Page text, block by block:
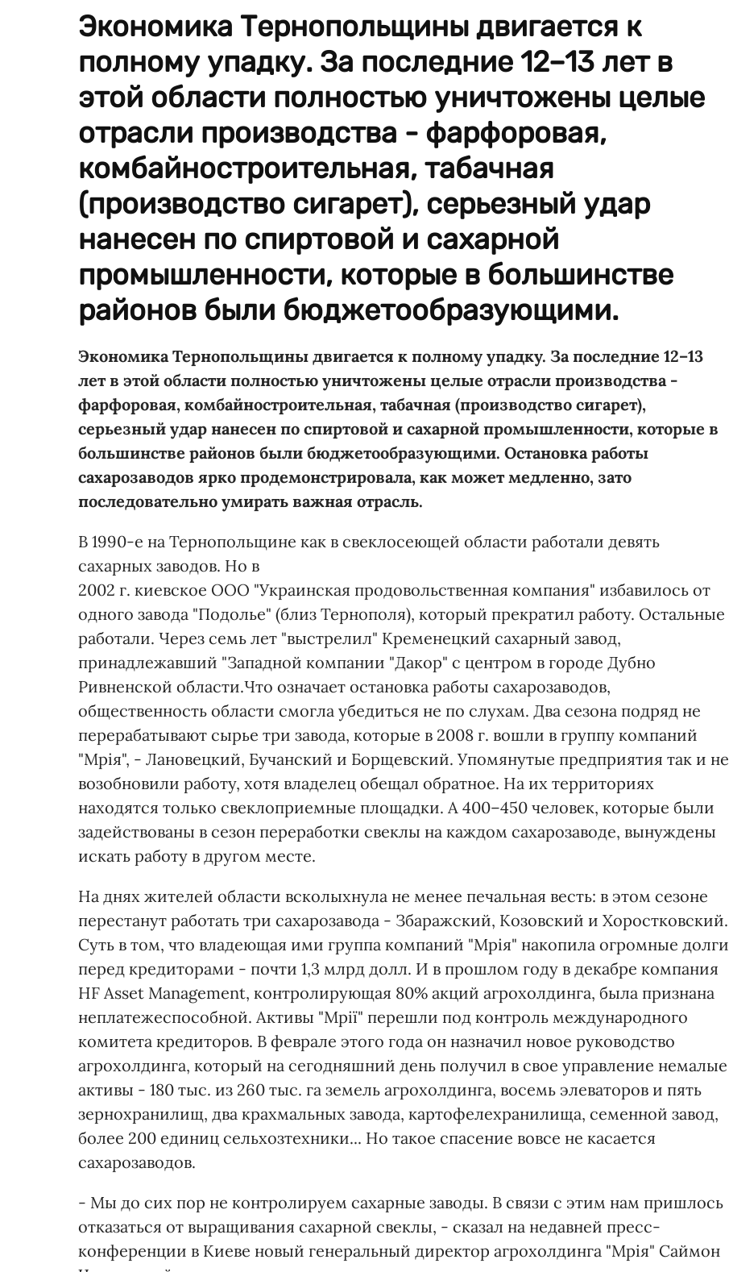
Экономика Тернопольщины двигается к
полному упадку. За последние 12–13 лет в
этой области полностью уничтожены целые
отрасли производства - фарфоровая,
комбайностроительная, табачная
(производство сигарет), серьезный удар
нанесен по спиртовой и сахарной
промышленности, которые в большинстве
районов были бюджетообразующими.
Экономика Тернопольщины двигается к полному упадку. За последние 12–13
лет в этой области полностью уничтожены целые отрасли производства -
фарфоровая, комбайностроительная, табачная (производство сигарет),
серьезный удар нанесен по спиртовой и сахарной промышленности, которые в
большинстве районов были бюджетообразующими. Остановка работы
сахарозаводов ярко продемонстрировала, как может медленно, зато
последовательно умирать важная отрасль.
В 1990-е на Тернопольщине как в свеклосеющей области работали девять
сахарных заводов. Но в
2002 г. киевское ООО "Украинская продовольственная компания" избавилось от
одного завода "Подолье" (близ Тернополя), который прекратил работу. Остальные
работали. Через семь лет "выстрелил" Кременецкий сахарный завод,
принадлежавший "Западной компании "Дакор" с центром в городе Дубно
Ривненской области.Что означает остановка работы сахарозаводов,
общественность области смогла убедиться не по слухам. Два сезона подряд не
перерабатывают сырье три завода, которые в 2008 г. вошли в группу компаний
"Мрія", - Лановецкий, Бучанский и Борщевский. Упомянутые предприятия так и не
возобновили работу, хотя владелец обещал обратное. На их территориях
находятся только свеклоприемные площадки. А 400–450 человек, которые были
задействованы в сезон переработки свеклы на каждом сахарозаводе, вынуждены
искать работу в другом месте.
На днях жителей области всколыхнула не менее печальная весть: в этом сезоне
перестанут работать три сахарозавода - Збаражский, Козовский и Хоростковский.
Суть в том, что владеющая ими группа компаний "Мрія" накопила огромные долги
перед кредиторами - почти 1,3 млрд долл. И в прошлом году в декабре компания
HF Asset Management, контролирующая 80% акций агрохолдинга, была признана
неплатежеспособной. Активы "Мрії" перешли под контроль международного
комитета кредиторов. В феврале этого года он назначил новое руководство
агрохолдинга, который на сегодняшний день получил в свое управление немалые
активы - 180 тыс. из 260 тыс. га земель агрохолдинга, восемь элеваторов и пять
зернохранилищ, два крахмальных завода, картофелехранилища, семенной завод,
более 200 единиц сельхозтехники... Но такое спасение вовсе не касается
сахарозаводов.
- Мы до сих пор не контролируем сахарные заводы. В связи с этим нам пришлось
отказаться от выращивания сахарной свеклы, - сказал на недавней пресс-
конференции в Киеве новый генеральный директор агрохолдинга "Мрія" Саймон